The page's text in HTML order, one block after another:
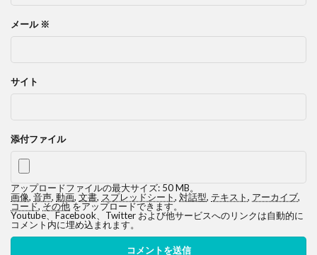
メール ※
サイト
添付ファイル
アップロードファイルの最大サイズ: 50 MB。
画像, 音声, 動画, 文書, スプレッドシート, 対話型, テキスト, アーカイブ,
コード,その他をアップロードできます。
Youtube、Facebook、Twitter および他サービスへのリンクは自動的に
コメント内に埋め込まれます。